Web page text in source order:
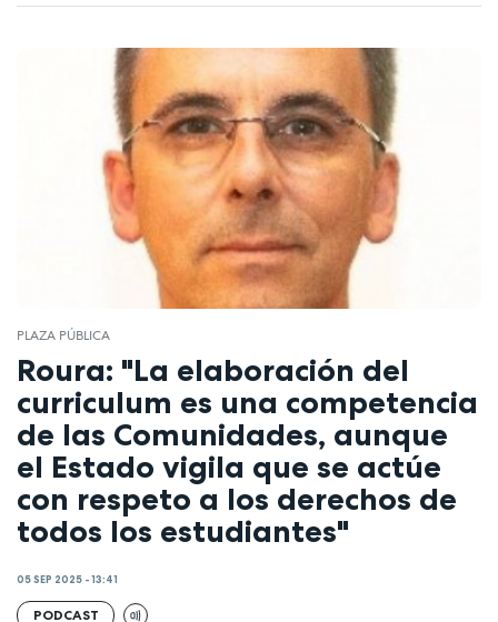
PLAZA PÚBLICA
Roura: "La elaboración del
curriculum es una competencia
de las Comunidades, aunque
el Estado vigila que se actúe
con respeto a los derechos de
todos los estudiantes"
05 SEP 2025 - 13:41
PODCAST